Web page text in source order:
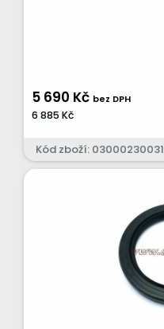
5 690 Kč bez DPH
6 885 Kč
Kód zboží: 03000230031